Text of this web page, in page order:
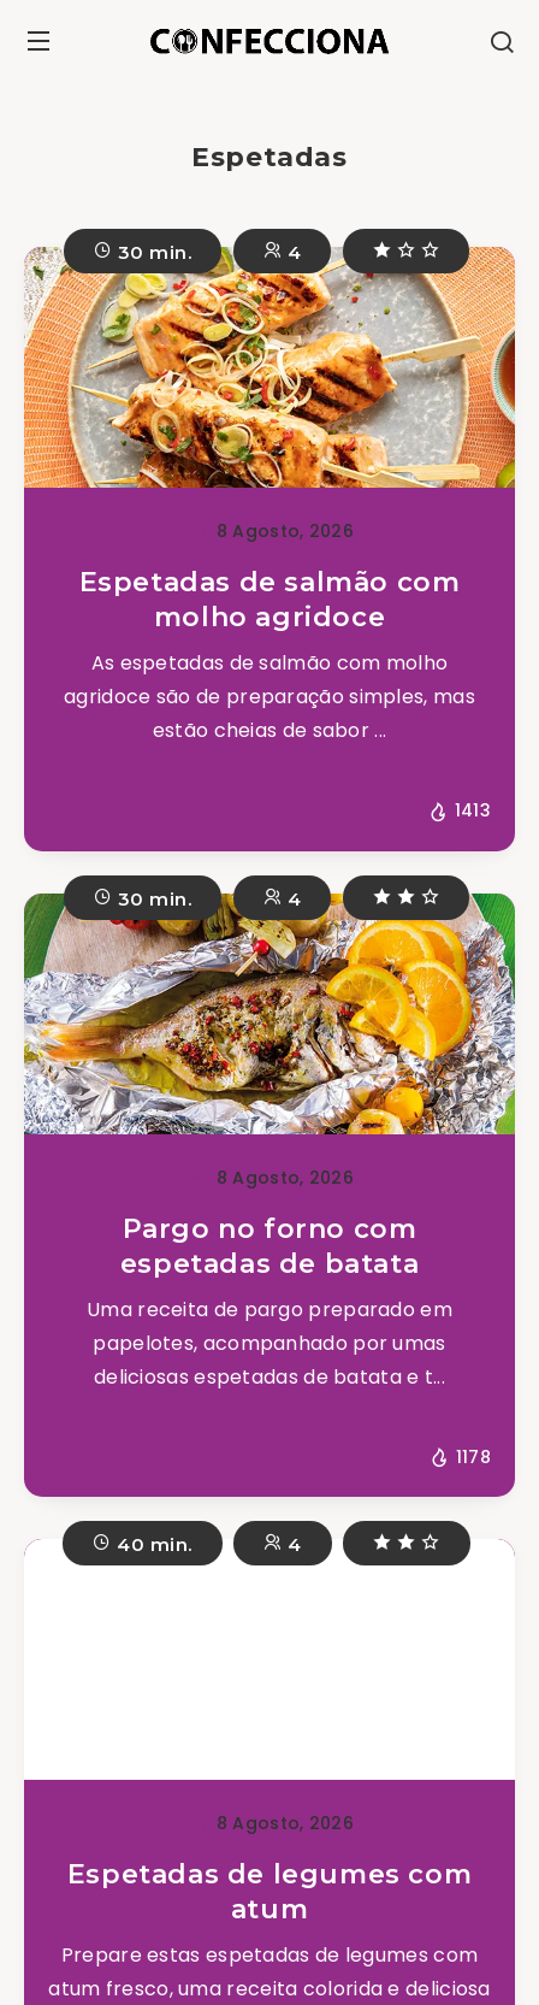
Espetadas
30 min. 4
8 Agosto, 2026
Espetadas de salmão com
molho agridoce
As espetadas de salmão com molho
agridoce são de preparação simples, mas
estão cheias de sabor ...
1413
30 min. 4
8 Agosto, 2026
Pargo no forno com
espetadas de batata
Uma receita de pargo preparado em
papelotes, acompanhado por umas
deliciosas espetadas de batata e t...
1178
40 min. 4
8 Agosto, 2026
Espetadas de legumes com
atum
Prepare estas espetadas de legumes com
atum fresco, uma receita colorida e deliciosa